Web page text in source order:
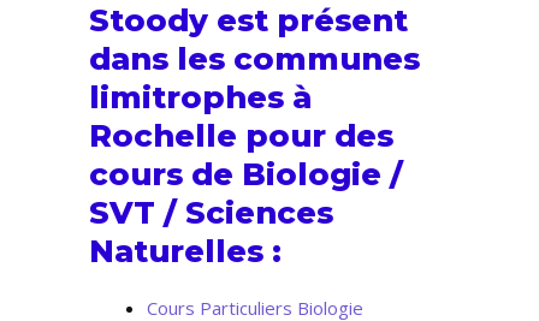
Stoody est présent
dans les communes
limitrophes à
Rochelle pour des
cours de Biologie /
SVT / Sciences
Naturelles :
Cours Particuliers Biologie